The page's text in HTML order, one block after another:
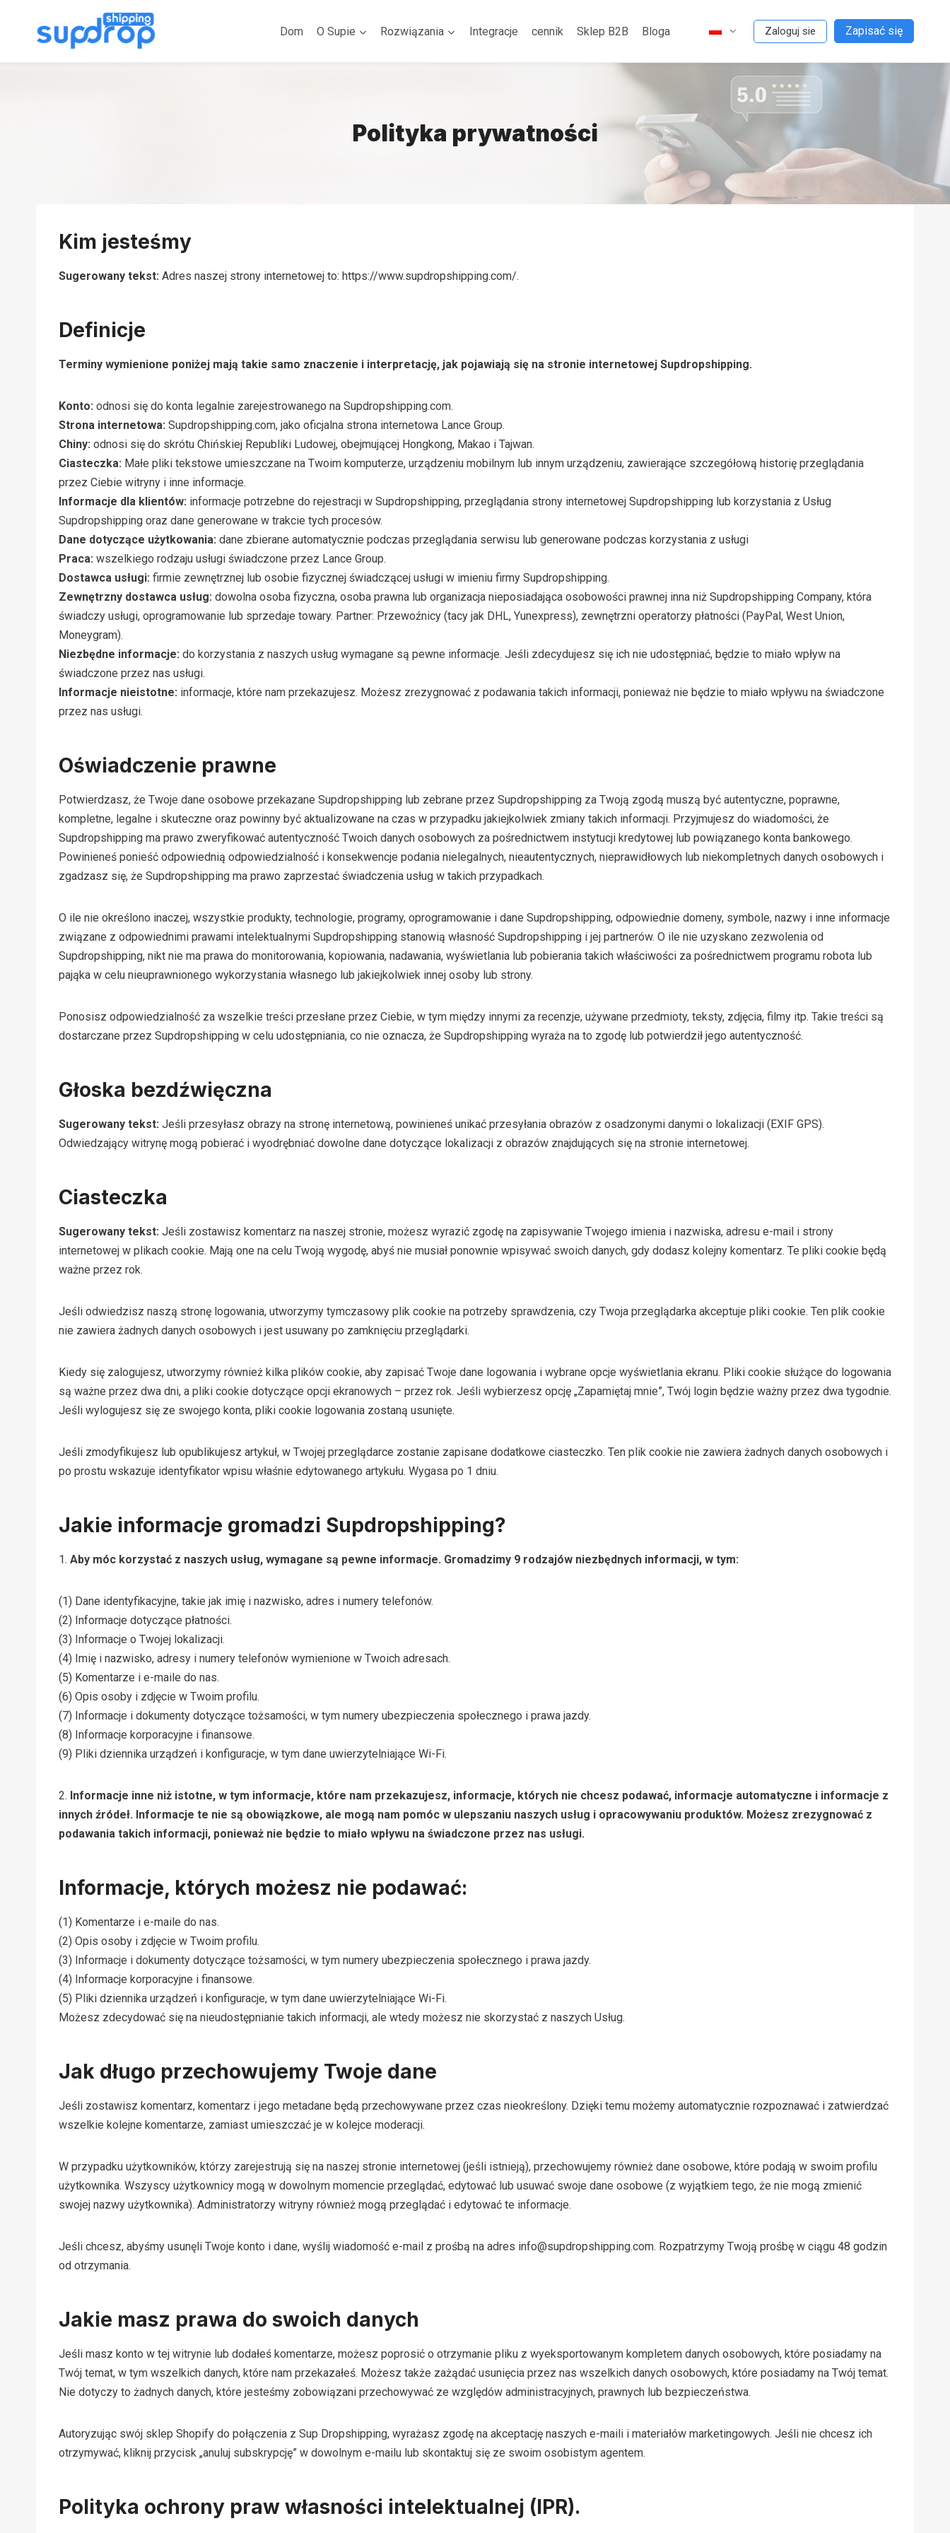
Dom O Supie Rozwiązania Integracje cennik Sklep B2B Bloga Zaloguj sie Zapisać się
Polityka prywatności
Kim jesteśmy
Sugerowany tekst: Adres naszej strony internetowej to: https://www.supdropshipping.com/.
Definicje
Terminy wymienione poniżej mają takie samo znaczenie i interpretację, jak pojawiają się na stronie internetowej Supdropshipping.
Konto: odnosi się do konta legalnie zarejestrowanego na Supdropshipping.com.
Strona internetowa: Supdropshipping.com, jako oficjalna strona internetowa Lance Group.
Chiny: odnosi się do skrótu Chińskiej Republiki Ludowej, obejmującej Hongkong, Makao i Tajwan.
Ciasteczka: Małe pliki tekstowe umieszczane na Twoim komputerze, urządzeniu mobilnym lub innym urządzeniu, zawierające szczegółową historię przeglądania
przez Ciebie witryny i inne informacje.
Informacje dla klientów: informacje potrzebne do rejestracji w Supdropshipping, przeglądania strony internetowej Supdropshipping lub korzystania z Usług
Supdropshipping oraz dane generowane w trakcie tych procesów.
Dane dotyczące użytkowania: dane zbierane automatycznie podczas przeglądania serwisu lub generowane podczas korzystania z usługi
Praca: wszelkiego rodzaju usługi świadczone przez Lance Group.
Dostawca usługi: firmie zewnętrznej lub osobie fizycznej świadczącej usługi w imieniu firmy Supdropshipping.
Zewnętrzny dostawca usług: dowolna osoba fizyczna, osoba prawna lub organizacja nieposiadająca osobowości prawnej inna niż Supdropshipping Company, która
świadczy usługi, oprogramowanie lub sprzedaje towary. Partner: Przewoźnicy (tacy jak DHL, Yunexpress), zewnętrzni operatorzy płatności (PayPal, West Union,
Moneygram).
Niezbędne informacje: do korzystania z naszych usług wymagane są pewne informacje. Jeśli zdecydujesz się ich nie udostępniać, będzie to miało wpływ na
świadczone przez nas usługi.
Informacje nieistotne: informacje, które nam przekazujesz. Możesz zrezygnować z podawania takich informacji, ponieważ nie będzie to miało wpływu na świadczone
przez nas usługi.
Oświadczenie prawne
Potwierdzasz, że Twoje dane osobowe przekazane Supdropshipping lub zebrane przez Supdropshipping za Twoją zgodą muszą być autentyczne, poprawne,
kompletne, legalne i skuteczne oraz powinny być aktualizowane na czas w przypadku jakiejkolwiek zmiany takich informacji. Przyjmujesz do wiadomości, że
Supdropshipping ma prawo zweryfikować autentyczność Twoich danych osobowych za pośrednictwem instytucji kredytowej lub powiązanego konta bankowego.
Powinieneś ponieść odpowiednią odpowiedzialność i konsekwencje podania nielegalnych, nieautentycznych, nieprawidłowych lub niekompletnych danych osobowych i
zgadzasz się, że Supdropshipping ma prawo zaprzestać świadczenia usług w takich przypadkach.
O ile nie określono inaczej, wszystkie produkty, technologie, programy, oprogramowanie i dane Supdropshipping, odpowiednie domeny, symbole, nazwy i inne informacje
związane z odpowiednimi prawami intelektualnymi Supdropshipping stanowią własność Supdropshipping i jej partnerów. O ile nie uzyskano zezwolenia od
Supdropshipping, nikt nie ma prawa do monitorowania, kopiowania, nadawania, wyświetlania lub pobierania takich właściwości za pośrednictwem programu robota lub
pająka w celu nieuprawnionego wykorzystania własnego lub jakiejkolwiek innej osoby lub strony.
Ponosisz odpowiedzialność za wszelkie treści przesłane przez Ciebie, w tym między innymi za recenzje, używane przedmioty, teksty, zdjęcia, filmy itp. Takie treści są
dostarczane przez Supdropshipping w celu udostępniania, co nie oznacza, że Supdropshipping wyraża na to zgodę lub potwierdził jego autentyczność.
Głoska bezdźwięczna
Sugerowany tekst: Jeśli przesyłasz obrazy na stronę internetową, powinieneś unikać przesyłania obrazów z osadzonymi danymi o lokalizacji (EXIF GPS).
Odwiedzający witrynę mogą pobierać i wyodrębniać dowolne dane dotyczące lokalizacji z obrazów znajdujących się na stronie internetowej.
Ciasteczka
Sugerowany tekst: Jeśli zostawisz komentarz na naszej stronie, możesz wyrazić zgodę na zapisywanie Twojego imienia i nazwiska, adresu e-mail i strony
internetowej w plikach cookie. Mają one na celu Twoją wygodę, abyś nie musiał ponownie wpisywać swoich danych, gdy dodasz kolejny komentarz. Te pliki cookie będą
ważne przez rok.
Jeśli odwiedzisz naszą stronę logowania, utworzymy tymczasowy plik cookie na potrzeby sprawdzenia, czy Twoja przeglądarka akceptuje pliki cookie. Ten plik cookie
nie zawiera żadnych danych osobowych i jest usuwany po zamknięciu przeglądarki.
Kiedy się zalogujesz, utworzymy również kilka plików cookie, aby zapisać Twoje dane logowania i wybrane opcje wyświetlania ekranu. Pliki cookie służące do logowania
są ważne przez dwa dni, a pliki cookie dotyczące opcji ekranowych – przez rok. Jeśli wybierzesz opcję „Zapamiętaj mnie”, Twój login będzie ważny przez dwa tygodnie.
Jeśli wylogujesz się ze swojego konta, pliki cookie logowania zostaną usunięte.
Jeśli zmodyfikujesz lub opublikujesz artykuł, w Twojej przeglądarce zostanie zapisane dodatkowe ciasteczko. Ten plik cookie nie zawiera żadnych danych osobowych i
po prostu wskazuje identyfikator wpisu właśnie edytowanego artykułu. Wygasa po 1 dniu.
Jakie informacje gromadzi Supdropshipping?
1. Aby móc korzystać z naszych usług, wymagane są pewne informacje. Gromadzimy 9 rodzajów niezbędnych informacji, w tym:
(1) Dane identyfikacyjne, takie jak imię i nazwisko, adres i numery telefonów.
(2) Informacje dotyczące płatności.
(3) Informacje o Twojej lokalizacji.
(4) Imię i nazwisko, adresy i numery telefonów wymienione w Twoich adresach.
(5) Komentarze i e-maile do nas.
(6) Opis osoby i zdjęcie w Twoim profilu.
(7) Informacje i dokumenty dotyczące tożsamości, w tym numery ubezpieczenia społecznego i prawa jazdy.
(8) Informacje korporacyjne i finansowe.
(9) Pliki dziennika urządzeń i konfiguracje, w tym dane uwierzytelniające Wi-Fi.
2. Informacje inne niż istotne, w tym informacje, które nam przekazujesz, informacje, których nie chcesz podawać, informacje automatyczne i informacje z
innych źródeł. Informacje te nie są obowiązkowe, ale mogą nam pomóc w ulepszaniu naszych usług i opracowywaniu produktów. Możesz zrezygnować z
podawania takich informacji, ponieważ nie będzie to miało wpływu na świadczone przez nas usługi.
Informacje, których możesz nie podawać:
(1) Komentarze i e-maile do nas.
(2) Opis osoby i zdjęcie w Twoim profilu.
(3) Informacje i dokumenty dotyczące tożsamości, w tym numery ubezpieczenia społecznego i prawa jazdy.
(4) Informacje korporacyjne i finansowe.
(5) Pliki dziennika urządzeń i konfiguracje, w tym dane uwierzytelniające Wi-Fi.
Możesz zdecydować się na nieudostępnianie takich informacji, ale wtedy możesz nie skorzystać z naszych Usług.
Jak długo przechowujemy Twoje dane
Jeśli zostawisz komentarz, komentarz i jego metadane będą przechowywane przez czas nieokreślony. Dzięki temu możemy automatycznie rozpoznawać i zatwierdzać
wszelkie kolejne komentarze, zamiast umieszczać je w kolejce moderacji.
W przypadku użytkowników, którzy zarejestrują się na naszej stronie internetowej (jeśli istnieją), przechowujemy również dane osobowe, które podają w swoim profilu
użytkownika. Wszyscy użytkownicy mogą w dowolnym momencie przeglądać, edytować lub usuwać swoje dane osobowe (z wyjątkiem tego, że nie mogą zmienić
swojej nazwy użytkownika). Administratorzy witryny również mogą przeglądać i edytować te informacje.
Jeśli chcesz, abyśmy usunęli Twoje konto i dane, wyślij wiadomość e-mail z prośbą na adres info@supdropshipping.com. Rozpatrzymy Twoją prośbę w ciągu 48 godzin
od otrzymania.
Jakie masz prawa do swoich danych
Jeśli masz konto w tej witrynie lub dodałeś komentarze, możesz poprosić o otrzymanie pliku z wyeksportowanym kompletem danych osobowych, które posiadamy na
Twój temat, w tym wszelkich danych, które nam przekazałeś. Możesz także zażądać usunięcia przez nas wszelkich danych osobowych, które posiadamy na Twój temat.
Nie dotyczy to żadnych danych, które jesteśmy zobowiązani przechowywać ze względów administracyjnych, prawnych lub bezpieczeństwa.
Autoryzując swój sklep Shopify do połączenia z Sup Dropshipping, wyrażasz zgodę na akceptację naszych e-maili i materiałów marketingowych. Jeśli nie chcesz ich
otrzymywać, kliknij przycisk „anuluj subskrypcję” w dowolnym e-mailu lub skontaktuj się ze swoim osobistym agentem.
Polityka ochrony praw własności intelektualnej (IPR).